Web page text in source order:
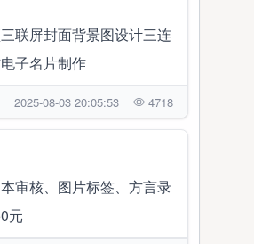
联屏封面背景图设计三连
子名片制作
2025-08-03 20:05:53 4718
审核、图片标签、方言录
元